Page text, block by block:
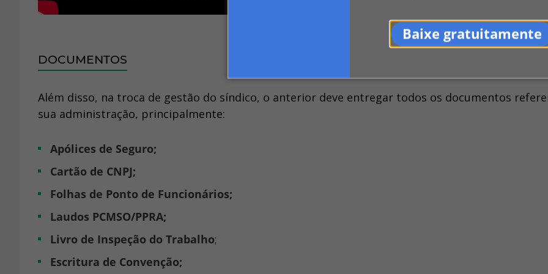
Baixe gratuitamente
DOCUMENTOS
Além disso, na troca de gestão do síndico, o anterior deve entregar todos os documentos
sua administração, principalmente:
Apólices de Seguro;
Cartão de CNPJ;
Folhas de Ponto de Funcionários;
Laudos PCMSO/PPRA;
Livro de Inspeção do Trabalho;
Escritura de Convenção;